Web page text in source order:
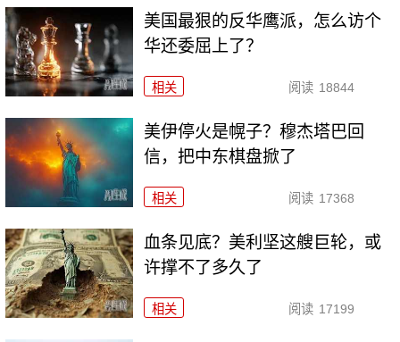
美国最狠的反华鹰派，怎么访个
华还委屈上了？
相关 阅读 18844
美伊停火是幌子？穆杰塔巴回
信，把中东棋盘掀了
相关 阅读 17368
血条见底？美利坚这艘巨轮，或
许撑不了多久了
相关 阅读 17199